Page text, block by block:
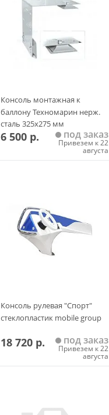
Консоль монтажная к
баллону Техномарин нерж.
сталь 325х275 мм
6 500 р. под заказ
Привезем к 22
августа
Консоль рулевая "Спорт"
стеклопластик mobile group
18 720 р. под заказ
Привезем к 22
августа